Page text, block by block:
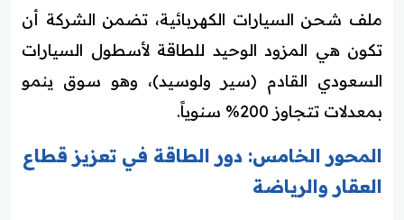
ملف شحن السيارات الكهربائية، تضمن الشركة أن
تكون هي المزود الوحيد للطاقة لأسطول السيارات
السعودي القادم (سير ولوسيد)، وهو سوق ينمو
بمعدلات تتجاوز 200% سنوياً.
المحور الخامس: دور الطاقة في تعزيز قطاع
العقار والرياضة